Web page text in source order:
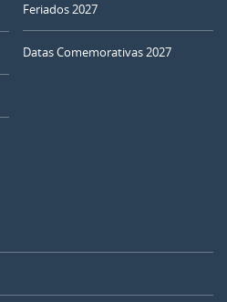
Feriados 2027
Datas Comemorativas 2027